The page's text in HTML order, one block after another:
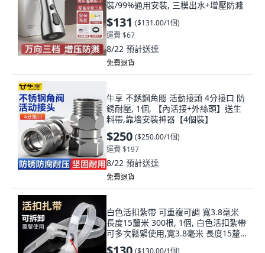
裝/99%通用安裝, 三模出水+增壓防濺
$131 ($131.00/1個)
運費 $67
8/22 預計送達
免費退貨
牛享 不銹鋼角閥 活動接頭 4分接口 防
銹耐壓, 1個, 【內活接+外絲頭】送生
料帶,靠墻安裝神器【4個裝】
$250 ($250.00/1個)
運費 $197
8/22 預計送達
免費退貨
白色活扣紮帶 可重複可調 寬3.8毫米
長度15釐米 300根, 1個, 白色活扣紮帶
可多次鬆緊使用,寬3.8毫米 長度15釐
米 100根
($130.00/1個)